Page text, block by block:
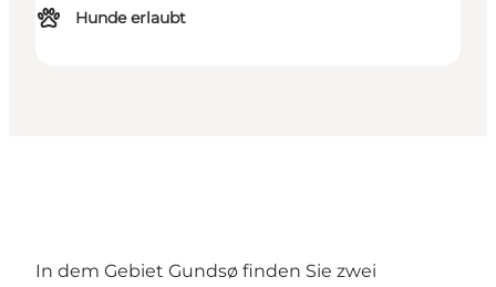
Hunde erlaubt
In dem Gebiet Gundsø finden Sie zwei